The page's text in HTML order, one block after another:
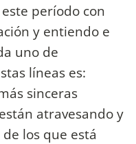
período con
y entiendo e
uno de
líneas es:
sinceras
atravesando y
los que está